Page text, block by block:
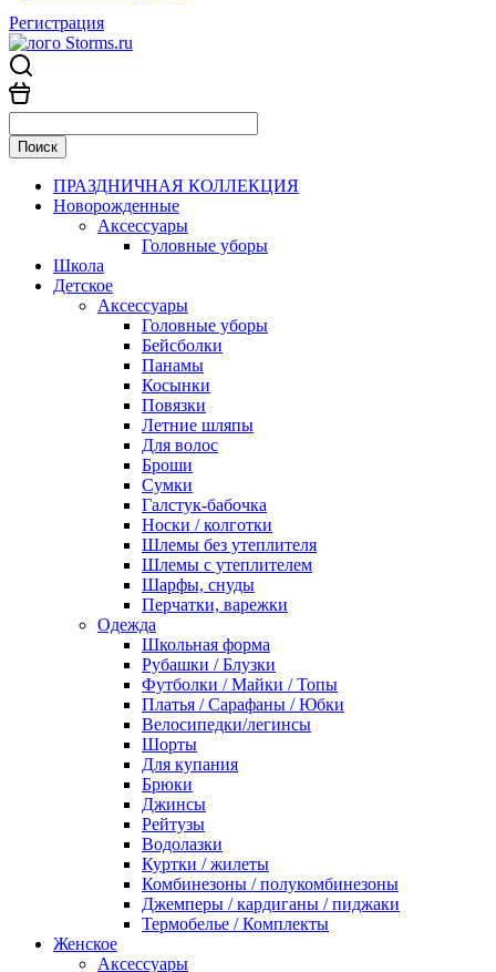
Регистрация
ПРАЗДНИЧНАЯ КОЛЛЕКЦИЯ
Новорожденные
Аксессуары
Головные уборы
Школа
Детское
Аксессуары
Головные уборы
Бейсболки
Панамы
Косынки
Повязки
Летние шляпы
Для волос
Броши
Сумки
Галстук-бабочка
Носки / колготки
Шлемы без утеплителя
Шлемы с утеплителем
Шарфы, снуды
Перчатки, варежки
Одежда
Школьная форма
Рубашки / Блузки
Футболки / Майки / Топы
Платья / Сарафаны / Юбки
Велосипедки/легинсы
Шорты
Для купания
Брюки
Джинсы
Рейтузы
Водолазки
Куртки / жилеты
Комбинезоны / полукомбинезоны
Джемперы / кардиганы / пиджаки
Термобелье / Комплекты
Женское
Аксессуары